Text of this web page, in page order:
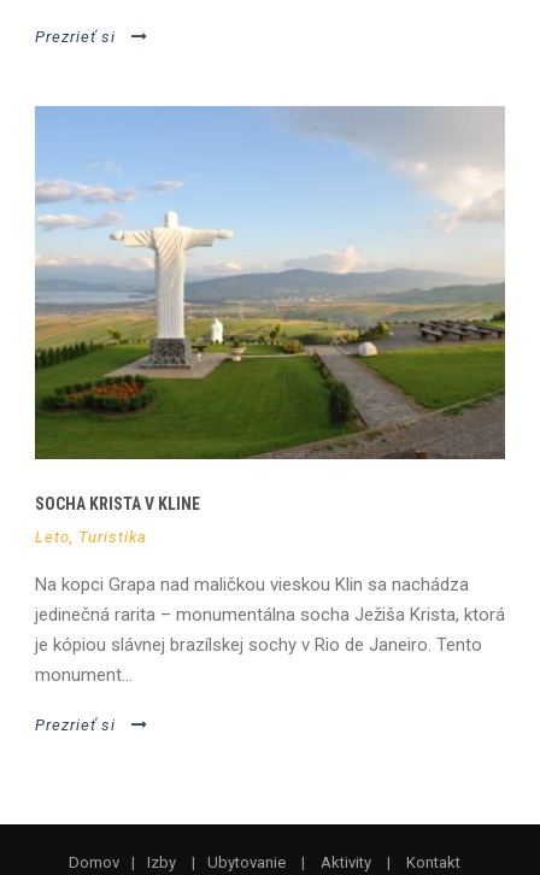
Prezrieť si
SOCHA KRISTA V KLINE
Leto Turistika
Na kopci Grapa nad maličkou vieskou Klin sa nachádza
jedinečná rarita – monumentálna socha Ježiša Krista, ktorá
je kópiou slávnej brazílskej sochy v Rio de Janeiro. Tento
monument...
Prezrieť si
Domov | Izby | Ubytovanie | Aktivity | Kontakt